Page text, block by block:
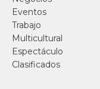
Eventos
Trabajo
Multicultural
Espectáculo
Clasificados